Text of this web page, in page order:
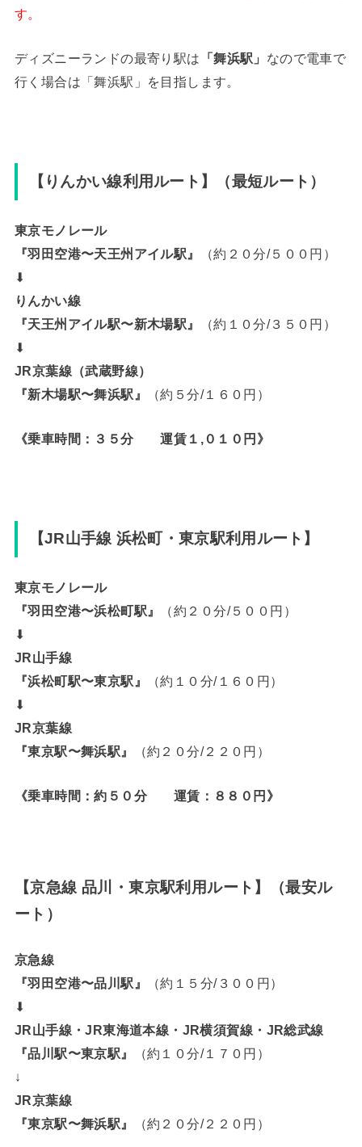
す。
ディズニーランドの最寄り駅は 「舞浜駅」 なので電車で
行く場合は「舞浜駅」を目指します。
【りんかい線利用ルート】（最短ルート）
東京モノレール
『羽田空港〜天王州アイル駅』
（約２０分/５００円）
⬇︎
りんかい線
『天王州アイル駅〜新木場駅』
（約１０分/３５０円）
⬇︎
JR京葉線（武蔵野線）
『新木場駅〜舞浜駅』
（約５分/１６０円）
《乗車時間：３５分 運賃１,０１０円》
【JR山手線 浜松町・東京駅利用ルート】
東京モノレール
『羽田空港〜浜松町駅』
（約２０分/５００円）
⬇︎
JR山手線
『浜松町駅〜東京駅』
（約１０分/１６０円）
⬇︎
JR京葉線
『東京駅〜舞浜駅』
（約２０分/２２０円）
《乗車時間：約５０分 運賃：８８０円》
【京急線 品川・東京駅利用ルート】（最安ル
ート）
京急線
『羽田空港〜品川駅』
（約１５分/３００円）
⬇︎
JR山手線・JR東海道本線・JR横須賀線・JR総武線
『品川駅〜東京駅』
（約１０分/１７０円）
↓
JR京葉線
『東京駅〜舞浜駅』
（約２０分/２２０円）